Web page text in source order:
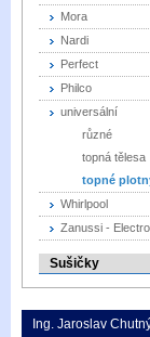
Mora
Nardi
Perfect
Philco
universální
různé
topná tělesa
topné
Whirlpool
Zanussi -
Sušičky
Ing. Jaroslav